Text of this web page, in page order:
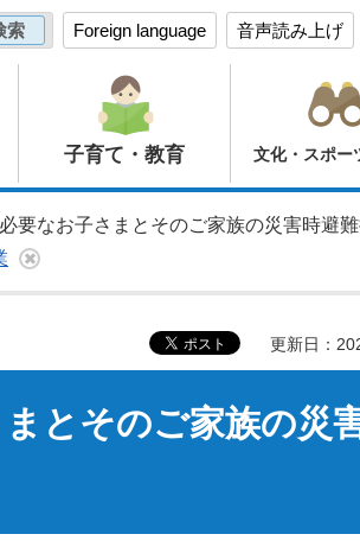
Foreign language 音声読み上げ
子育て・教育 文化・スポー
要なお子さまとそのご家族の災害時避
更新日：
とそのご家族の災